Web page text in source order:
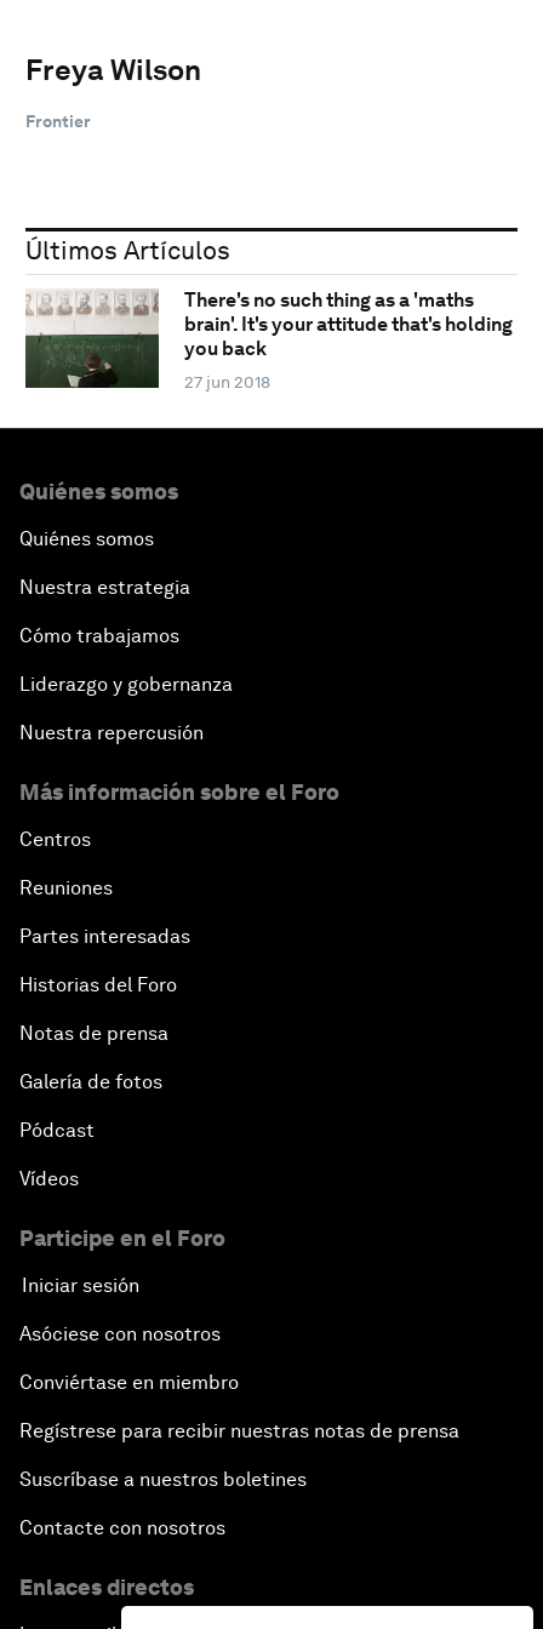
Freya Wilson
Frontier
Últimos Artículos
There's no such thing as a 'maths
brain'. It's your attitude that's holding
you back
27 jun 2018
Quiénes somos
Quiénes somos
Nuestra estrategia
Cómo trabajamos
Liderazgo y gobernanza
Nuestra repercusión
Más información sobre el Foro
Centros
Reuniones
Partes interesadas
Historias del Foro
Notas de prensa
Galería de fotos
Pódcast
Vídeos
Participe en el Foro
Iniciar sesión
Asóciese con nosotros
Conviértase en miembro
Regístrese para recibir nuestras notas de prensa
Suscríbase a nuestros boletines
Contacte con nosotros
Enlaces directos